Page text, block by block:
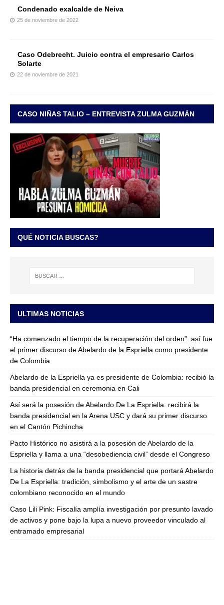
Condenado exalcalde de Neiva
25 de noviembre de 2022
Caso Odebrecht. Juicio contra el empresario Carlos
Solarte
22 de noviembre de 2021
CASO NIÑAS TALIO – ENTREVISTA ZULMA GUZMÁN
QUÉ NOTICIA BUSCAS?
ULTIMAS NOTICIAS
“Ha comenzado el tiempo de la recuperación del orden”: así fue
el primer discurso de Abelardo de la Espriella como presidente
de Colombia
Abelardo de la Espriella ya es presidente de Colombia: recibió la
banda presidencial en ceremonia en Cali
Así será la posesión de Abelardo De La Espriella: recibirá la
banda presidencial en la Arena USC y dará su primer discurso
en el Cantón Pichincha
Pacto Histórico no asistirá a la posesión de Abelardo de la
Espriella y llama a una “desobediencia civil” desde el Congreso
La historia detrás de la banda presidencial que portará Abelardo
De La Espriella: tradición, simbolismo y el arte de un sastre
colombiano reconocido en el mundo
Caso Lili Pink: Fiscalía amplía investigación por presunto lavado
de activos y pone bajo la lupa a nuevo proveedor vinculado al
entramado empresarial